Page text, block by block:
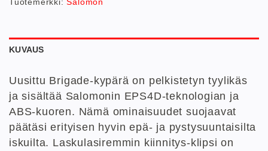
Tuotemerkki:Salomon
KUVAUS
Uusittu Brigade-kypärä on pelkistetyn tyylikäs
ja sisältää Salomonin EPS4D-teknologian ja
ABS-kuoren. Nämä ominaisuudet suojaavat
päätäsi erityisen hyvin epä- ja pystysuuntaisilta
iskuilta. Laskulasiremmin kiinnitys-klipsi on